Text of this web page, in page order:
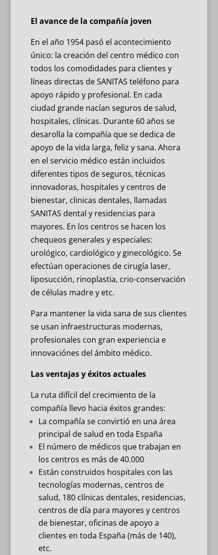
El avance de la compañía joven
En el año 1954 pasó el acontecimiento
único: la creación del centro médico con
todos los comodidades para clientes y
líneas directas de SANITAS teléfono para
apoyo rápido y profesional. En cada
ciudad grande nacían seguros de salud,
hospitales, clínicas. Durante 60 años se
desarolla la compañía que se dedica de
apoyo de la vida larga, feliz y sana. Ahora
en el servicio médico están incluidos
diferentes tipos de seguros, técnicas
innovadoras, hospitales y centros de
bienestar, clinicas dentales, llamadas
SANITAS dental y residencias para
mayores. En los centros se hacen los
chequeos generales y especiales:
urológico, cardiológico y ginecológico. Se
efectúan operaciones de cirugía laser,
liposucción, rinoplastia, crio-conservación
de células madre y etc.
Para mantener la vida sana de sus clientes
se usan infraestructuras modernas,
profesionales con gran experiencia e
innovaciónes del ámbito médico.
Las ventajas y éxitos actuales
La ruta difícil del crecimiento de la
compañía llevo hacia éxitos grandes:
La compañía se convirtió en una área
principal de salud en toda España
El número de médicos que trabajan en
los centros es más de 40.000
Están construidos hospitales con las
tecnologías modernas, centros de
salud, 180 clínicas dentales, residencias,
centros de día para mayores y centros
de bienestar, oficinas de apoyo a
clientes en toda España (más de 140),
etc.